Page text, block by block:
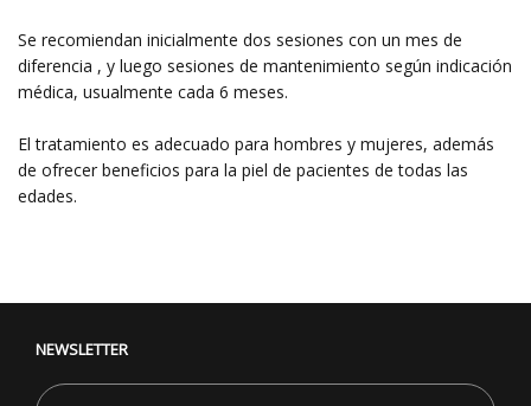
Se recomiendan inicialmente dos sesiones con un mes de
diferencia , y luego sesiones de mantenimiento según indicación
médica, usualmente cada 6 meses.
El tratamiento es adecuado para hombres y mujeres, además
de ofrecer beneficios para la piel de pacientes de todas las
edades.
NEWSLETTER